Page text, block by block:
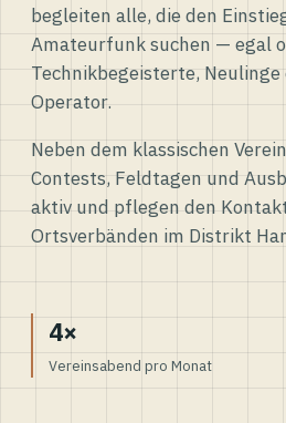
begleiten alle, die den
Amateurfunk suchen — egal
Technikbegeisterte,
Operator.
Neben dem klassischen
Contests, Feldtagen und
aktiv und pflegen den
Ortsverbänden im Distrikt
4×
Vereinsabend pro Monat